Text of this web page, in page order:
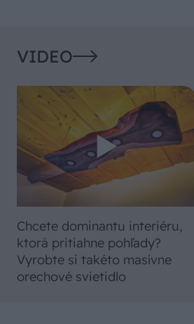
VIDEO
Chcete dominantu interiéru,
ktorá pritiahne pohľady?
Vyrobte si takéto masívne
orechové svietidlo